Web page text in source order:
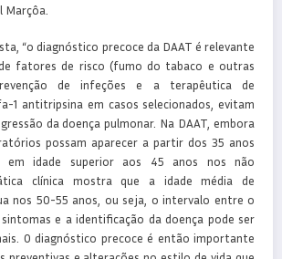
Marçôa.
“o diagnóstico precoce da DAAT é relevante
fatores de risco (fumo do tabaco e outras
de infeções e a terapêutica de
1 antitripsina em casos selecionados, evitam
da doença pulmonar. Na DAAT, embora
possam aparecer a partir dos 35 anos
em idade superior aos 45 anos nos não
clínica mostra que a idade média de
nos 50-55 anos, ou seja, o intervalo entre o
e a identificação da doença pode ser
O diagnóstico precoce é então importante